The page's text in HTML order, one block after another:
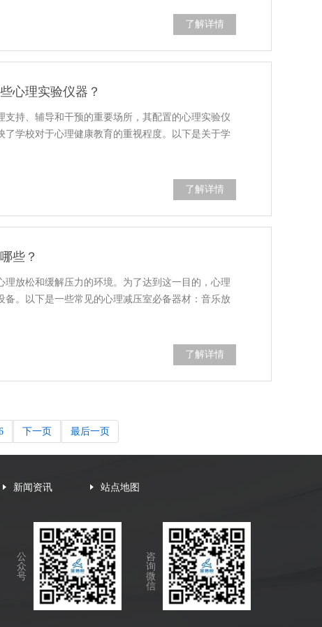
了解详情
心理实验仪器？
支持、辅导和干预的重要场所，其配置的心理实验仪
了学校对于心理健康教育的重视程度。以下是关于学
了解详情
些？
理放松和缓解压力的环境。为了达到这一目的，心理
备。以下是一些常见的心理减压室必备器材：音乐放
了解详情
下一页 最后一页
新闻资讯 站点地图
公
众
号
咨
询
微
信